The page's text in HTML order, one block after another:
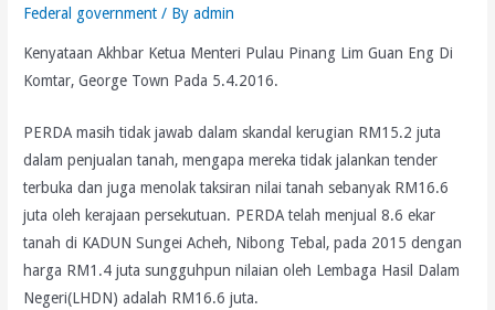
Federal government / Byadmin
Kenyataan Akhbar Ketua Menteri Pulau Pinang Lim Guan Eng Di
Komtar, George Town Pada 5.4.2016.
PERDA masih tidak jawab dalam skandal kerugian RM15.2 juta
dalam penjualan tanah, mengapa mereka tidak jalankan tender
terbuka dan juga menolak taksiran nilai tanah sebanyak RM16.6
juta oleh kerajaan persekutuan. PERDA telah menjual 8.6 ekar
tanah di KADUN Sungei Acheh, Nibong Tebal, pada 2015 dengan
harga RM1.4 juta sungguhpun nilaian oleh Lembaga Hasil Dalam
Negeri(LHDN) adalah RM16.6 juta.